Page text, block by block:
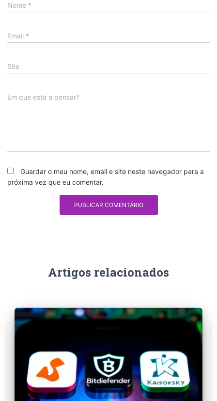
Nome *
Email *
Site
Em que está a pensar?
Guardar o meu nome, email e site neste navegador para a
próxima vez que eu comentar.
Artigos relacionados